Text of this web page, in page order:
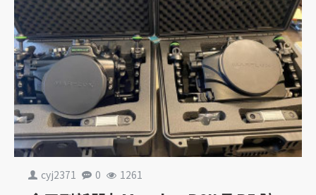
cyj2371 0 1261